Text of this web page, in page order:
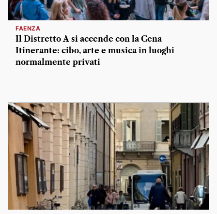
FAENZA
Il Distretto A si accende con la Cena
Itinerante: cibo, arte e musica in luoghi
normalmente privati